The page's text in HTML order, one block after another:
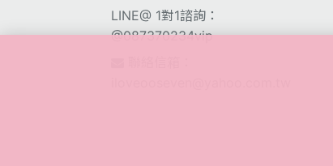
LINE@ 1對1諮詢：
@087370234vip